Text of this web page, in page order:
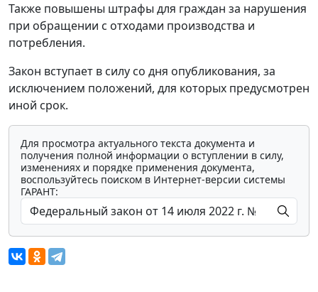
Также повышены штрафы для граждан за нарушения
при обращении с отходами производства и
потребления.
Закон вступает в силу со дня опубликования, за
исключением положений, для которых предусмотрен
иной срок.
Для просмотра актуального текста документа и
получения полной информации о вступлении в силу,
изменениях и порядке применения документа,
воспользуйтесь поиском в Интернет-версии системы
ГАРАНТ: